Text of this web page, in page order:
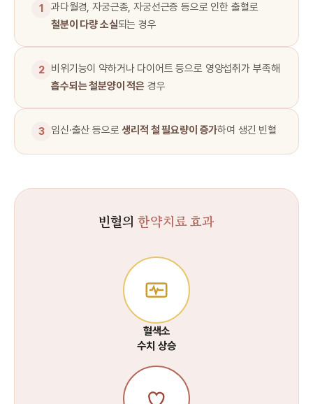
1
과다월경, 자궁근종, 자궁선근증 등으로 인한 출혈로
철분이 다량 소실되는 경우
2
비위기능이 약하거나 다이어트 등으로 영양섭취가 부족해
흡수되는 철분양이 적은 경우
3 임신·출산 등으로생리적 철 필요량이 증가하여 생긴 빈혈
빈혈의한약치료 효과
혈색소
수치 상승